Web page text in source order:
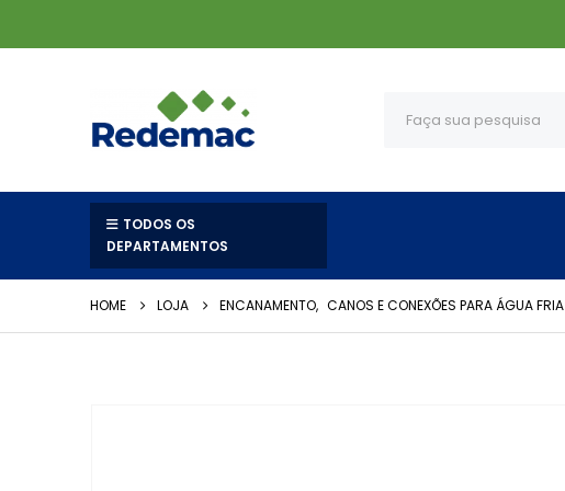
TODOS OS
DEPARTAMENTOS
HOME LOJA ENCANAMENTO, CANOS E CONEXÕES PARA ÁGUA FRIA